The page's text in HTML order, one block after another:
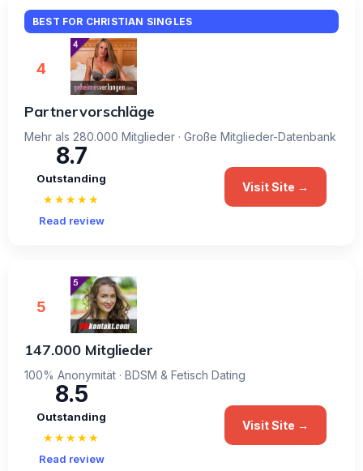
BEST FOR CHRISTIAN SINGLES
4
Partnervorschläge
Mehr als 280.000 Mitglieder · Große Mitglieder-Datenbank
8.7
Outstanding
★★★★★
Read review
Visit Site →
5
147.000 Mitglieder
100% Anonymität · BDSM & Fetisch Dating
8.5
Outstanding
★★★★★
Read review
Visit Site →